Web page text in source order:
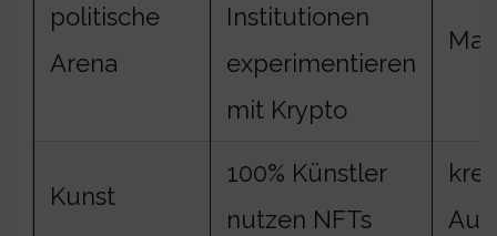
politische
Arena
Institutionen
experimentieren
mit Krypto
Kunst
100% Künstler
nutzen NFTs